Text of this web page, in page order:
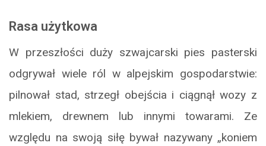
Rasa użytkowa
W przeszłości duży szwajcarski pies pasterski
odgrywał wiele ról w alpejskim gospodarstwie:
pilnował stad, strzegł obejścia i ciągnął wozy z
mlekiem, drewnem lub innymi towarami. Ze
względu na swoją siłę bywał nazywany „koniem